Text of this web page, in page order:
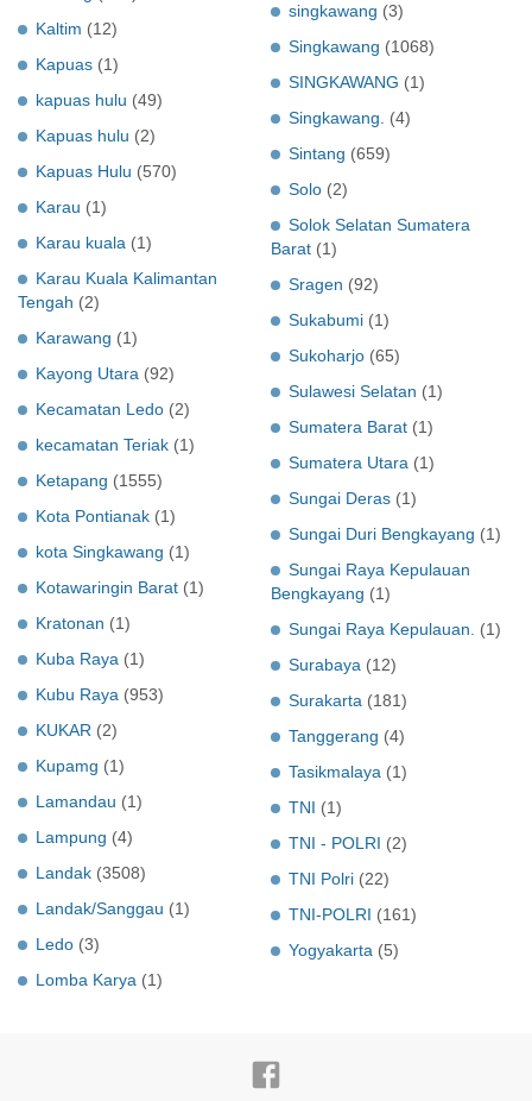
Kaltim (12)
Kapuas (1)
kapuas hulu (49)
Kapuas hulu (2)
Kapuas Hulu (570)
Karau (1)
Karau kuala (1)
Karau Kuala Kalimantan
Tengah (2)
Karawang (1)
Kayong Utara (92)
Kecamatan Ledo (2)
kecamatan Teriak (1)
Ketapang (1555)
Kota Pontianak (1)
kota Singkawang (1)
Kotawaringin Barat (1)
Kratonan (1)
Kuba Raya (1)
Kubu Raya (953)
KUKAR (2)
Kupamg (1)
Lamandau (1)
Lampung (4)
Landak (3508)
Landak/Sanggau (1)
Ledo (3)
Lomba Karya (1)
singkawang (3)
Singkawang (1068)
SINGKAWANG (1)
Singkawang.
(4)
Sintang (659)
Solo (2)
Solok Selatan Sumatera
Barat (1)
Sragen (92)
Sukabumi (1)
Sukoharjo (65)
Sulawesi Selatan (1)
Sumatera Barat (1)
Sumatera Utara (1)
Sungai Deras (1)
Sungai Duri Bengkayang (1)
Sungai Raya Kepulauan
Bengkayang (1)
Sungai Raya Kepulauan.
(1)
Surabaya (12)
Surakarta (181)
Tanggerang (4)
Tasikmalaya (1)
TNI (1)
TNI - POLRI (2)
TNI Polri (22)
TNI-POLRI (161)
Yogyakarta (5)